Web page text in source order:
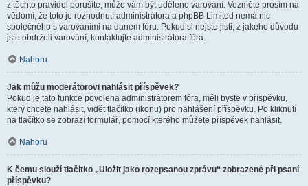
z těchto pravidel porušíte, může vám být uděleno varování. Vezměte prosím na
vědomí, že toto je rozhodnutí administrátora a phpBB Limited nemá nic
společného s varováními na daném fóru. Pokud si nejste jisti, z jakého důvodu
jste obdrželi varování, kontaktujte administrátora fóra.
Nahoru
Jak můžu moderátorovi nahlásit příspěvek?
Pokud je tato funkce povolena administrátorem fóra, měli byste v příspěvku,
který chcete nahlásit, vidět tlačítko (ikonu) pro nahlášení příspěvku. Po kliknutí
na tlačítko se zobrazí formulář, pomocí kterého můžete příspěvek nahlásit.
Nahoru
K čemu slouží tlačítko „Uložit jako rozepsanou zprávu“ zobrazené při psaní
příspěvku?